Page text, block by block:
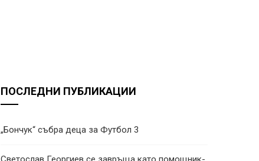
ПОСЛЕДНИ ПУБЛИКАЦИИ
„Бончук“ събра деца за Футбол 3